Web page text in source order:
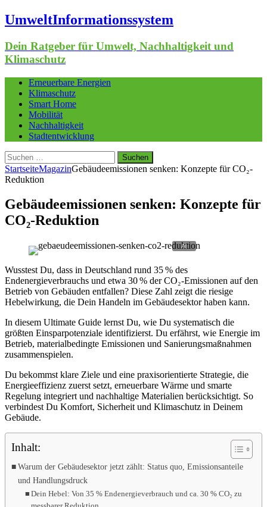
UmweltInformationssystem
Dein Ratgeber für Umwelt, Nachhaltigkeit und
Klimaschutz
Erneuerbare Energien
Klimaschutz
Smart Home
Mobilität
Nachhaltigkeit
Stadtentwicklung
Suchen
nach:
StartseiteMagazinGebäudeemissionen senken: Konzepte für CO₂-
Reduktion
Gebäudeemissionen senken: Konzepte für
CO₂-Reduktion
Wusstest Du, dass in Deutschland rund 35 % des
Endenergieverbrauchs und etwa 30 % der CO₂‑Emissionen auf den
Betrieb von Gebäuden entfallen? Diese Zahl zeigt die riesige
Hebelwirkung, die Dein Handeln im Gebäudesektor haben kann.
In diesem Ultimate Guide lernst Du, wie Du systematisch die
größten Einsparpotenziale identifizierst. Du erfährst, wie Energie im
Betrieb, materialbedingte Emissionen und Sanierungsmaßnahmen
zusammenspielen.
Du bekommst klare Ziele und eine praxisorientierte Strategie, die
Energieeffizienz zuerst setzt, erneuerbare Wärme und smarte
Regelung integriert und nachhaltige Materialien berücksichtigt. So
verbindest Du Komfort, Sicherheit und Klimaschutz in Deinem
Gebäude.
Inhalt:
Warum der Gebäudesektor jetzt zählt: Status quo, Emissionsanteile
und Handlungsdruck
Dein Hebel: Von 35 % Endenergieverbrauch und ca. 30 % CO₂ zu